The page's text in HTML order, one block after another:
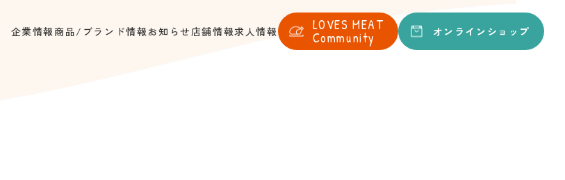
企業情報商品/ブランド情報お知らせ店舗情報求人情報 LOVESMEAT
Community オンライン ショップ